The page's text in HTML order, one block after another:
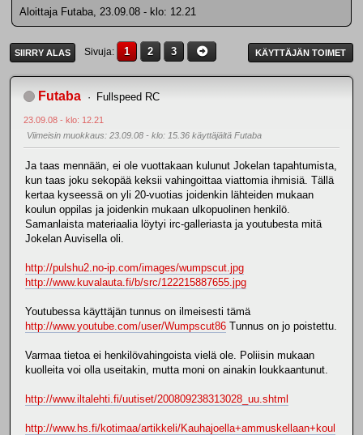
Aloittaja Futaba, 23.09.08 - klo: 12.21
SIIRRY ALAS Sivuja 1 2 3 KÄYTTÄJÄN TOIMET
Futaba Fullspeed RC
23.09.08 - klo: 12.21
Viimeisin muokkaus: 23.09.08 - klo: 15.36 käyttäjältä Futaba
Ja taas mennään, ei ole vuottakaan kulunut Jokelan tapahtumista,
kun taas joku sekopää keksii vahingoittaa viattomia ihmisiä. Tällä
kertaa kyseessä on yli 20-vuotias joidenkin lähteiden mukaan
koulun oppilas ja joidenkin mukaan ulkopuolinen henkilö.
Samanlaista materiaalia löytyi irc-galleriasta ja youtubesta mitä
Jokelan Auvisella oli.
http://pulshu2.no-ip.com/images/wumpscut.jpg
http://www.kuvalauta.fi/b/src/122215887655.jpg
Youtubessa käyttäjän tunnus on ilmeisesti tämä
http://www.youtube.com/user/Wumpscut86 Tunnus on jo poistettu.
Varmaa tietoa ei henkilövahingoista vielä ole. Poliisin mukaan
kuolleita voi olla useitakin, mutta moni on ainakin loukkaantunut.
http://www.iltalehti.fi/uutiset/200809238313028_uu.shtml
http://www.hs.fi/kotimaa/artikkeli/Kauhajoella+ammuskellaan+koul